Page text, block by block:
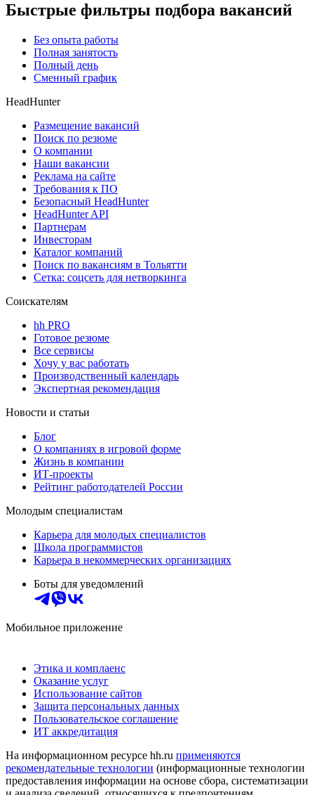
Быстрые фильтры подбора вакансий
Без опыта работы
Полная занятость
Полный день
Сменный график
HeadHunter
Размещение вакансий
Поиск по резюме
О компании
Наши вакансии
Реклама на сайте
Требования к ПО
Безопасный HeadHunter
HeadHunter API
Партнерам
Инвесторам
Каталог компаний
Поиск по вакансиям в Тольятти
Сетка: соцсеть для нетворкинга
Соискателям
hh PRO
Готовое резюме
Все сервисы
Хочу у вас работать
Производственный календарь
Экспертная рекомендация
Новости и статьи
Блог
О компаниях в игровой форме
Жизнь в компании
ИТ-проекты
Рейтинг работодателей России
Молодым специалистам
Карьера для молодых специалистов
Школа программистов
Карьера в некоммерческих организациях
Боты для уведомлений
Мобильное приложение
Этика и комплаенс
Оказание услуг
Использование сайтов
Защита персональных данных
Пользовательское соглашение
ИТ аккредитация
На информационном ресурсе hh.ru применяются
рекомендательные технологии (информационные технологии
предоставления информации на основе сбора, систематизации